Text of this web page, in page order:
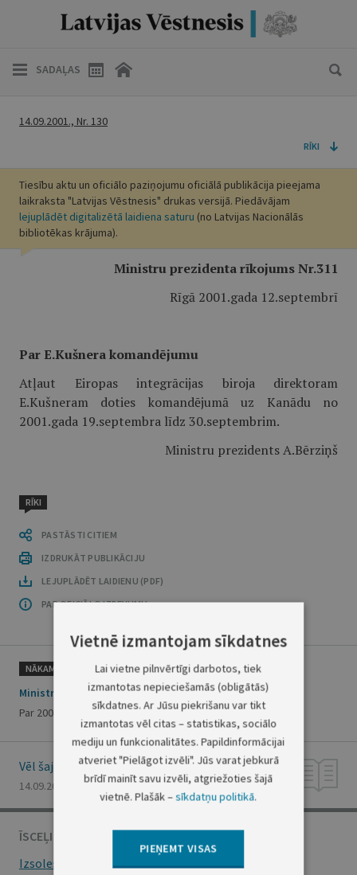
SADAĻAS
14.09.2001., Nr. 130
RĪKI
Tiesību aktu un oficiālo paziņojumu oficiālā publikācija pieejama
laikraksta "Latvijas Vēstnesis" drukas versijā. Piedāvājam
lejuplādēt digitalizētā laidiena saturu (no Latvijas Nacionālās
bibliotēkas krājuma).
Ministru prezidenta rīkojums Nr.311
Rīgā 2001.gada 12.septembrī
Par E.Kušnera komandējumu
Atļaut Eiropas integrācijas biroja direktoram
E.Kušneram doties komandējumā uz Kanādu no
2001.gada 19.septembra līdz 30.septembrim.
Ministru prezidents A.Bērziņš
RĪKI
PASTĀSTI CITIEM
IZDRUKĀT PUBLIKĀCIJU
LEJUPLĀDĒT LAIDIENU (PDF)
PAR OFICIĀLO IZDEVUMU
NĀKAMAIS
Ministru kabineta rīkojums Nr.444
Par 2001.gada 13.septembra izsludināšanu par sēru dienu
Vēl šajā numurā
14.09.2001., Nr. 130
ĪSCEĻI
Izsoles
Vietnē izmantojam sīkdatnes
Lai vietne pilnvērtīgi darbotos, tiek
izmantotas nepieciešamās (obligātās)
sīkdatnes. Ar Jūsu piekrišanu var tikt
izmantotas vēl citas – statistikas, sociālo
mediju un funkcionalitātes. Papildinformācijai
atveriet "Pielāgot izvēli". Jūs varat jebkurā
brīdī mainīt savu izvēli, atgriežoties šajā
vietnē. Plašāk –sīkdatņu politikā.
PIEŅEMT VISAS